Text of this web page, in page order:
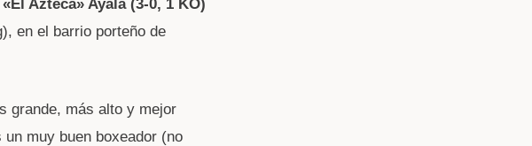
Azteca» Ayala (3-0, 1 KO)
en el barrio porteño de
grande, más alto y mejor
muy buen boxeador (no